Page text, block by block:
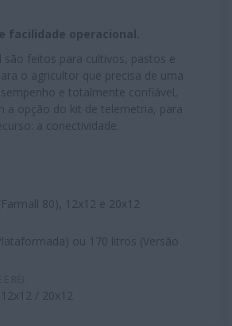
facilidade operacional.
são feitos para cultivos, pastos e
o agricultor que precisa de uma
e totalmente confiável,
a opção do kit de telemetria, para
a conectividade.
80), 12x12 e 20x12
ou 170 litros (Versão
/ 20x12